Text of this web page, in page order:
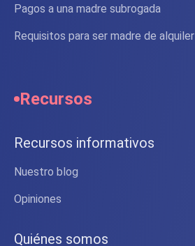
Pagos a una madre subrogada
Requisitos para ser madre de alquiler
Recursos
Recursos informativos
Nuestro blog
Opiniones
Quiénes somos